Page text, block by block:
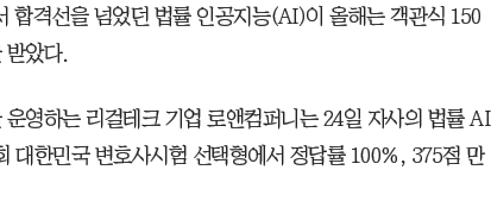
합격선을 넘었던 법률 인공지능(AI)이 올해는 객관식 150
받았다.
영하는 리걸테크 기업 로앤컴퍼니는 24일 자사의 법률 AI
대한민국 변호사시험 선택형에서 정답률 100%, 375점 만